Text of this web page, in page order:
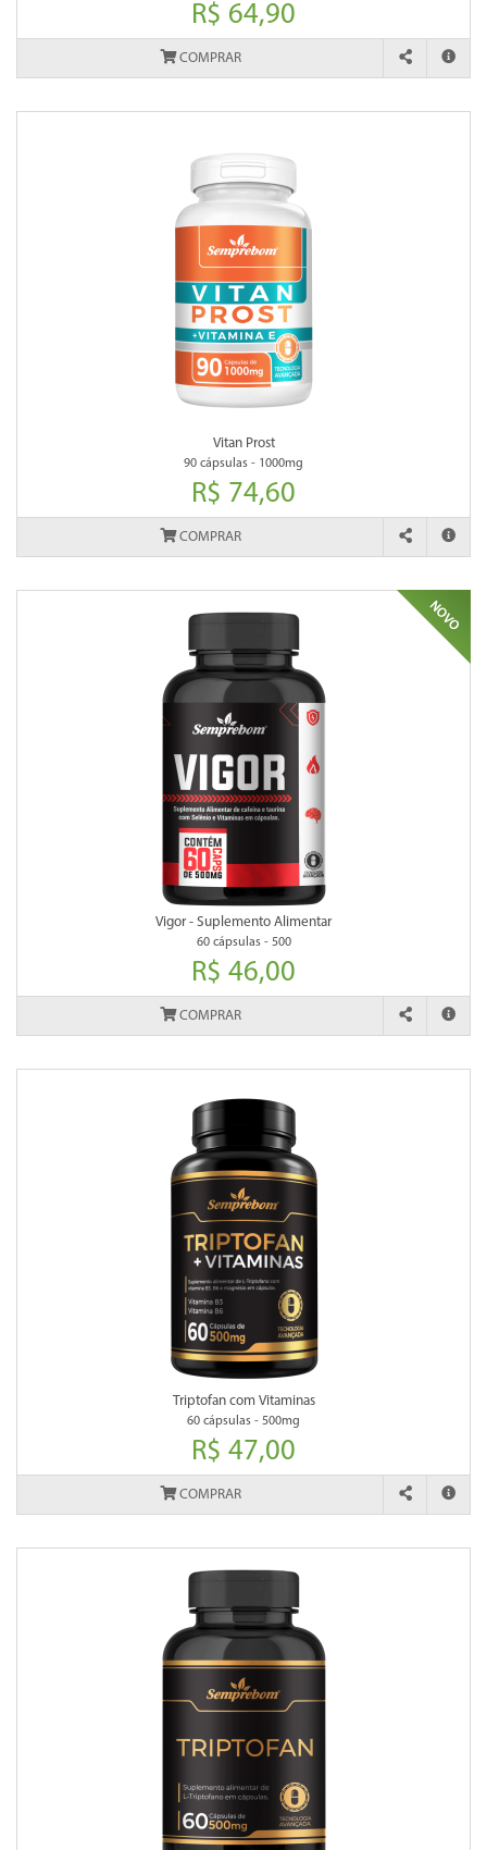
R$ 64,90
COMPRAR
Vitan Prost
90 cápsulas - 1000mg
R$ 74,60
COMPRAR
Vigor - Suplemento Alimentar
60 cápsulas - 500
R$ 46,00
COMPRAR
Triptofan com Vitaminas
60 cápsulas - 500mg
R$ 47,00
COMPRAR